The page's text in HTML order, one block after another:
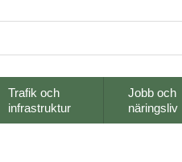
Trafik och
infrastruktur
Jobb och
näringsliv